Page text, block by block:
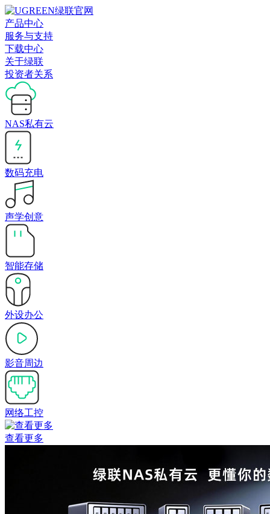
产品中心
服务与支持
下载中心
关于绿联
投资者关系
NAS私有云
数码充电
声学创意
智能存储
外设办公
影音周边
网络工控
查看更多